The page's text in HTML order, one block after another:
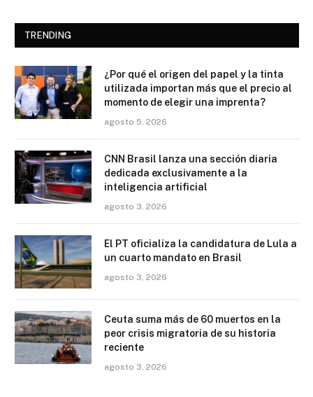
TRENDING
¿Por qué el origen del papel y la tinta
utilizada importan más que el precio al
momento de elegir una imprenta?
agosto 5, 2026
CNN Brasil lanza una sección diaria
dedicada exclusivamente a la
inteligencia artificial
agosto 3, 2026
El PT oficializa la candidatura de Lula a
un cuarto mandato en Brasil
agosto 3, 2026
Ceuta suma más de 60 muertos en la
peor crisis migratoria de su historia
reciente
agosto 3, 2026